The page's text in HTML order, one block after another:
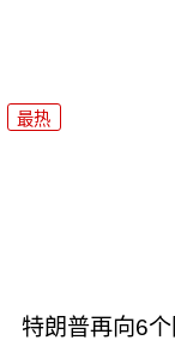
最热
特朗普再向6